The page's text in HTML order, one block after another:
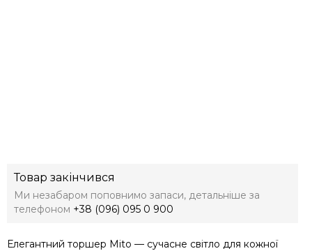
Товар закінчився
Ми незабаром поповнимо запаси, детальніше за
телефоном +38 (096) 095 0 900
Елегантний торшер Mito — сучасне світло для кожної